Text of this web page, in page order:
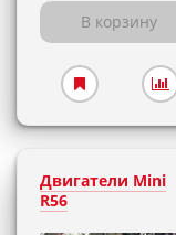
В корзину
Двигатели Mini
R56